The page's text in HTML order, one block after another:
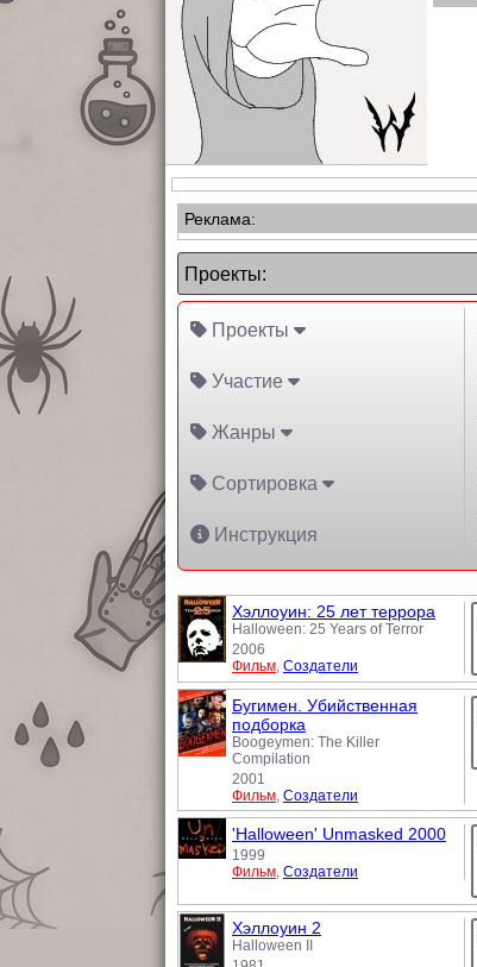
Реклама:
Проекты:
Проекты
Участие
Жанры
Сортировка
Инструкция
Хэллоуин: 25 лет террора
Halloween: 25 Years of Terror
2006
Фильм, Создатели
Бугимен. Убийственная
подборка
Boogeymen: The Killer
Compilation
2001
Фильм, Создатели
'Halloween' Unmasked 2000
1999
Фильм, Создатели
Хэллоуин 2
Halloween II